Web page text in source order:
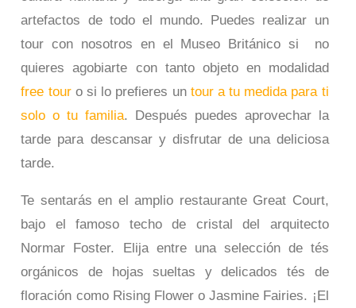
artefactos de todo el mundo. Puedes realizar un
tour con nosotros en el Museo Británico si no
quieres agobiarte con tanto objeto en modalidad
free touro si lo prefieres un tour a tu medida para ti
solo o tu familia. Después puedes aprovechar la
tarde para descansar y disfrutar de una deliciosa
tarde.
Te sentarás en el amplio restaurante Great Court,
bajo el famoso techo de cristal del arquitecto
Normar Foster. Elija entre una selección de tés
orgánicos de hojas sueltas y delicados tés de
floración como Rising Flower o Jasmine Fairies. ¡El